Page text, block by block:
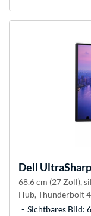
Dell
68.6 cm (27 Zoll),
Hub, Thunderbolt
Sichtbares Bild: